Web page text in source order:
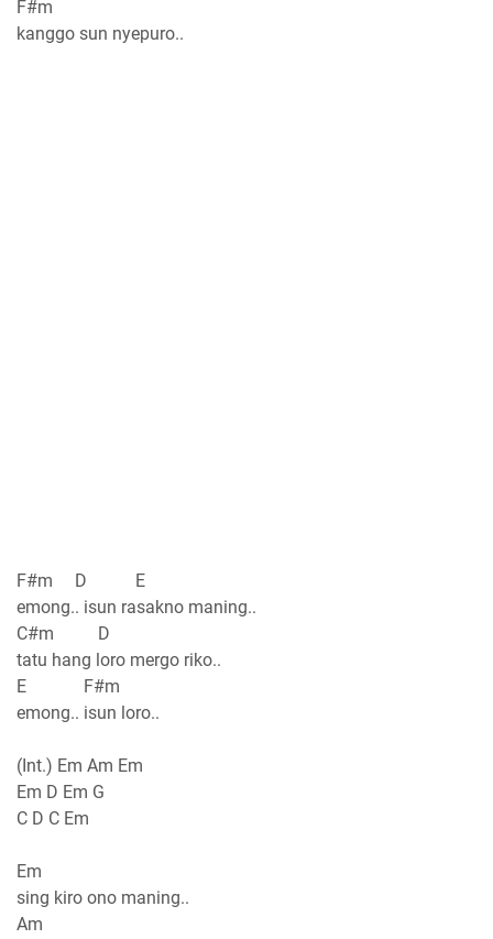
F#m
kanggo sun nyepuro..
F#m D E
emong.. isun rasakno maning..
C#m D
tatu hang loro mergo riko..
E F#m
emong.. isun loro..
(Int.) Em Am Em
Em D Em G
C D C Em
Em
sing kiro ono maning..
Am